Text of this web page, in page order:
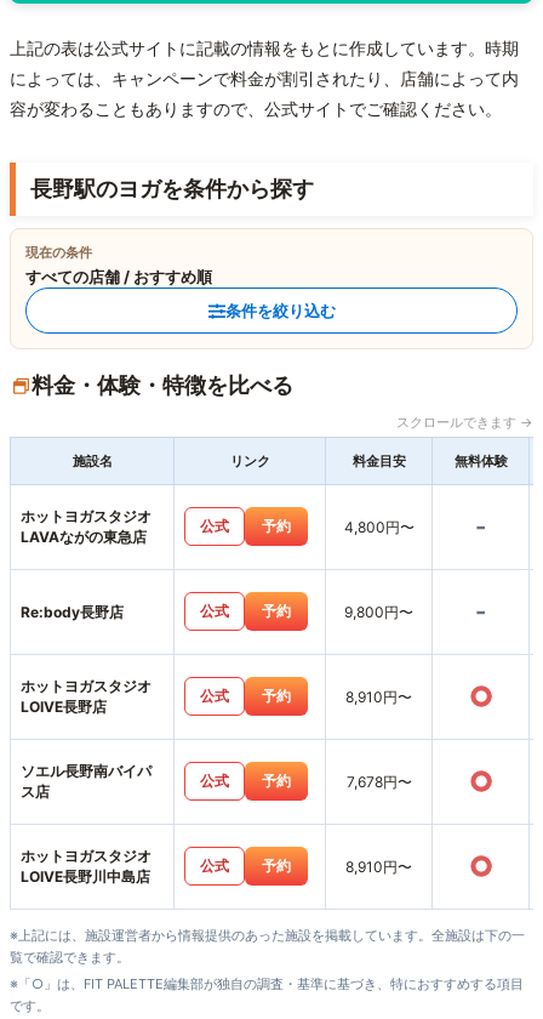
上記の表は公式サイトに記載の情報をもとに作成しています。時期
によっては、キャンペーンで料金が割引されたり、店舗によって内
容が変わることもありますので、公式サイトでご確認ください。
長野駅のヨガを条件から探す
現在の条件
すべての店舗 / おすすめ順
条件を絞り込む
料金・体験・特徴を比べる
スクロールできます →
施設名 リンク 料金目安 無料体験
ホットヨガスタジオ
LAVAながの東急店
公式 予約 4,800円〜 -
Re:body長野店 公式 予約 9,800円〜 -
ホットヨガスタジオ
LOIVE長野店
公式 予約 8,910円〜 ○
ソエル長野南バイパ
ス店
公式 予約 7,678円〜 ○
ホットヨガスタジオ
LOIVE長野川中島店
公式 予約 8,910円〜 ○
※上記には、施設運営者から情報提供のあった施設を掲載しています。全施設は下の一
覧で確認できます。
※「○」は、FIT PALETTE編集部が独自の調査・基準に基づき、特におすすめする項目
です。